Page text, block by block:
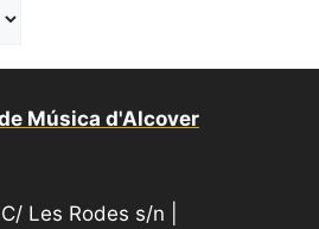
Música d'Alcover
Les Rodes s/n |